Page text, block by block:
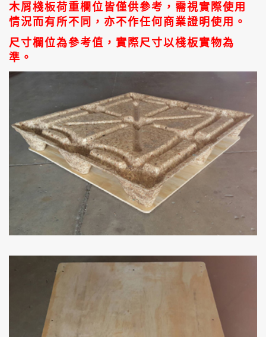
木屑棧板荷重欄位皆僅供參考，需視實際使用
情況而有所不同，亦不作任何商業證明使用。
尺寸欄位為參考值，實際尺寸以棧板實物為
準。